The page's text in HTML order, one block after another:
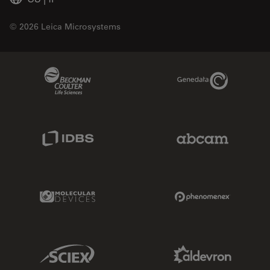
© 2026 Leica Microsystems
Genedata Link
Molecular Devices Link
Sciex Link